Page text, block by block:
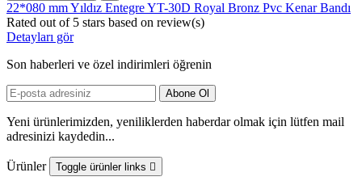
22*080 mm Yıldız Entegre YT-30D Royal Bronz Pvc Kenar Bandı
Rated out of 5 stars based on review(s)
Detayları gör
Son haberleri ve özel indirimleri öğrenin
Yeni ürünlerimizden, yeniliklerden haberdar olmak için lütfen mail
adresinizi kaydedin...
Ürünler Toggle ürünler links 